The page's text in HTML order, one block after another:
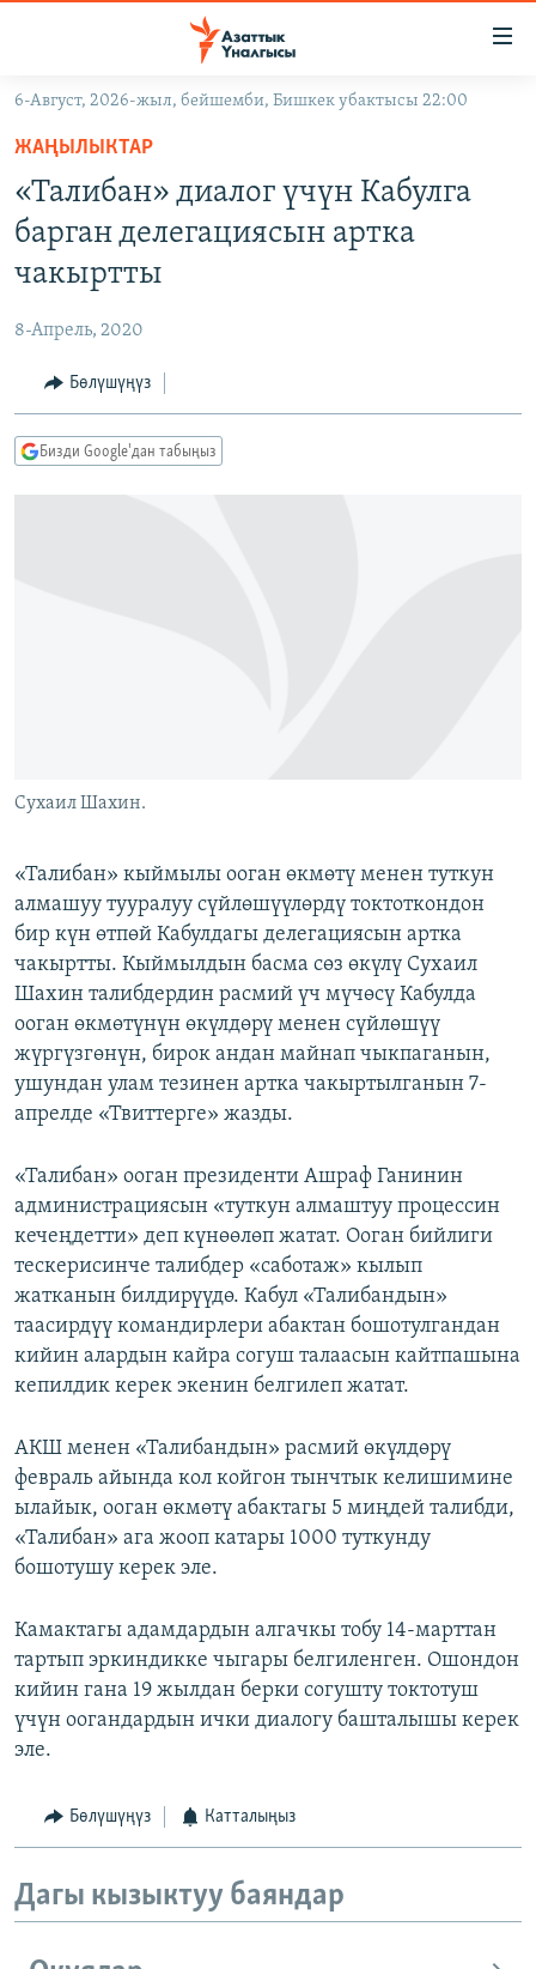
Навигацияга
өтүңүз
Издөөгө
салыңыз
КЫРГЫЗСТАН
МАДАНИЯТ
ДҮЙНӨ
УКРАИНА
ТВ ПРОГРАММАЛАР
БҮГҮН АЗАТТЫКТА
ПОДКАСТ
Русский
6-Август, 2026-жыл, бейшемби, Бишкек убактысы 22:00
ЖАҢЫЛЫКТАР
«Талибан» диалог үчүн Кабулга
барган делегациясын артка
чакыртты
8-Апрель, 2020
Бөлүшүңүз
Бизди Google'дан табыңыз
Сухаил Шахин.
«Талибан» кыймылы ооган өкмөтү менен туткун
алмашуу тууралуу сүйлөшүүлөрдү токтоткондон
бир күн өтпөй Кабулдагы делегациясын артка
чакыртты. Кыймылдын басма сөз өкүлү Сухаил
Шахин талибдердин расмий үч мүчөсү Кабулда
ооган өкмөтүнүн өкүлдөрү менен сүйлөшүү
жүргүзгөнүн, бирок андан майнап чыкпаганын,
ушундан улам тезинен артка чакыртылганын 7-
апрелде «Твиттерге» жазды.
«Талибан» ооган президенти Ашраф Ганинин
администрациясын «туткун алмаштуу процессин
кечеңдетти» деп күнөөлөп жатат. Ооган бийлиги
тескерисинче талибдер «саботаж» кылып
жатканын билдирүүдө. Кабул «Талибандын»
таасирдүү командирлери абактан бошотулгандан
кийин алардын кайра согуш талаасын кайтпашына
кепилдик керек экенин белгилеп жатат.
АКШ менен «Талибандын» расмий өкүлдөрү
февраль айында кол койгон тынчтык келишимине
ылайык, ооган өкмөтү абактагы 5 миңдей талибди,
«Талибан» ага жооп катары 1000 туткунду
бошотушу керек эле.
Камактагы адамдардын алгачкы тобу 14-марттан
тартып эркиндикке чыгары белгиленген. Ошондон
кийин гана 19 жылдан берки согушту токтотуш
үчүн оогандардын ички диалогу башталышы керек
эле.
Бөлүшүңүз Катталыңыз
Дагы кызыктуу баяндар